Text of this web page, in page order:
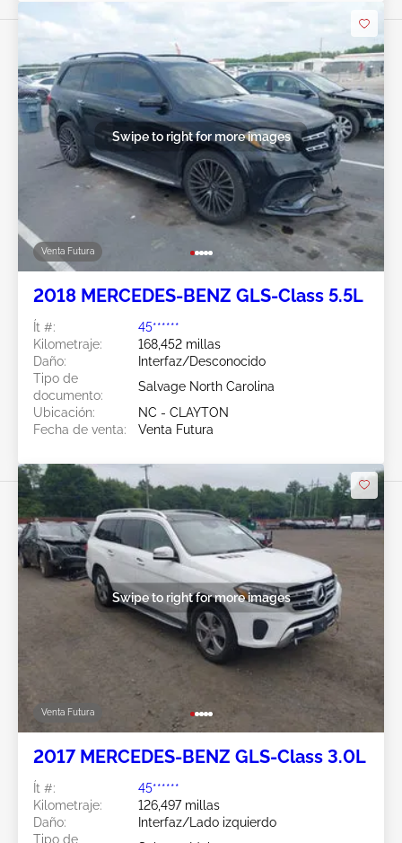
Venta Futura
Swipe to right for more images
2018 MERCEDES-BENZ GLS-Class 5.5L
Ít #:
45******
Kilometraje:
168,452 millas
Daño:
Interfaz/Desconocido
Tipo de
documento:
Salvage North Carolina
Ubicación:
NC - CLAYTON
Fecha de venta:
Venta Futura
Venta Futura
Swipe to right for more images
2017 MERCEDES-BENZ GLS-Class 3.0L
Ít #:
45******
Kilometraje:
126,497 millas
Daño:
Interfaz/Lado izquierdo
Tipo de